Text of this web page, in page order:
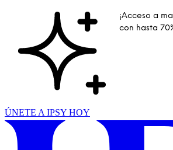
¡Acceso a
con hasta
ÚNETE A IPSY HOY